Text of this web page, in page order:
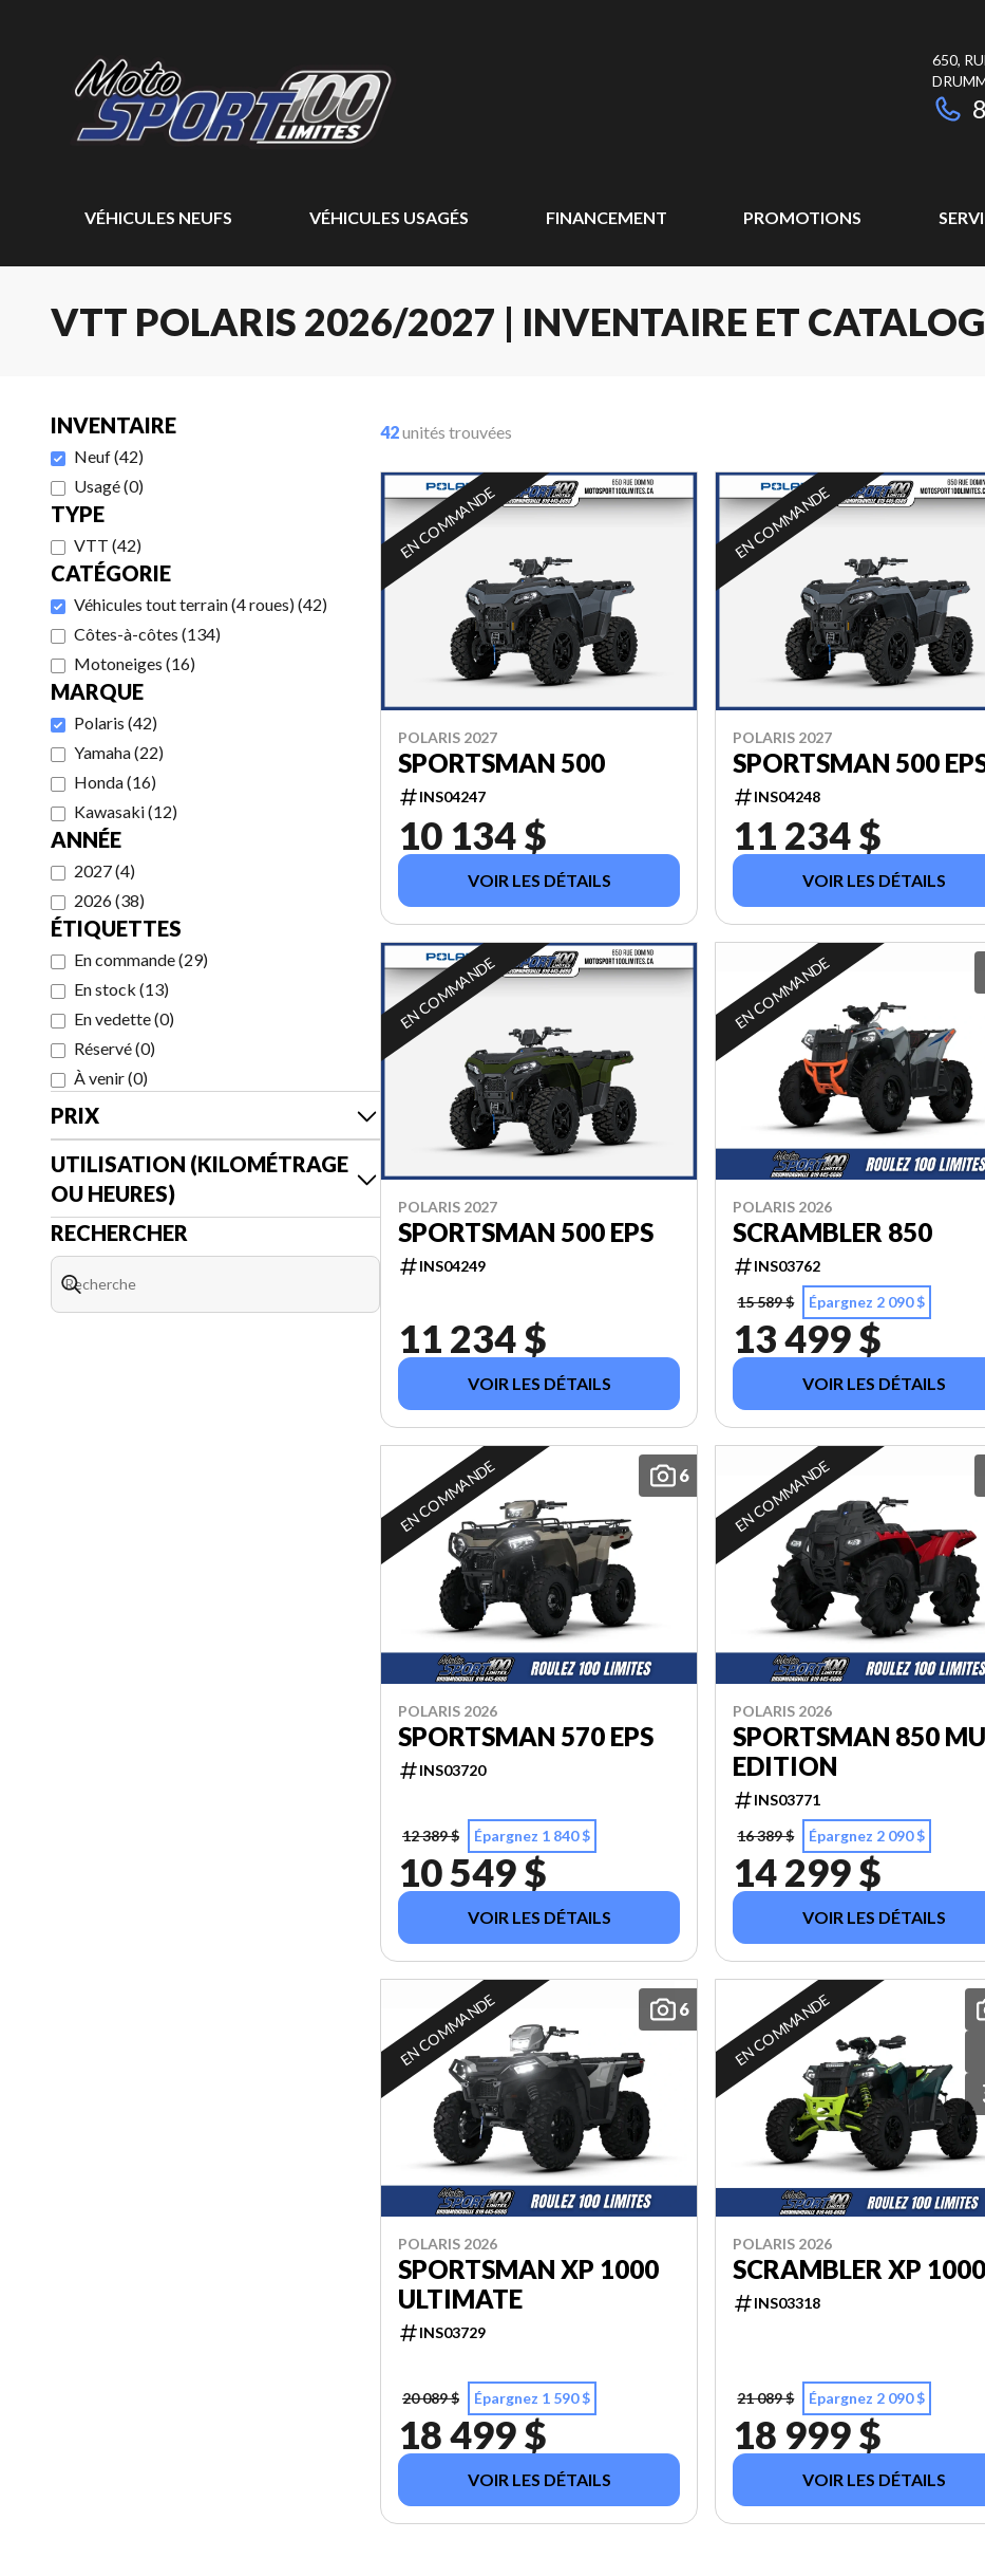
650,
VÉHICULES NEUFS VÉHICULES USAGÉS FINANCEMENT PROMOTIONS
VTT POLARIS 2026/2027 | INVENTAIRE ET
INVENTAIRE
Neuf(42)
Usagé(0)
TYPE
VTT (42)
CATÉGORIE
Véhicules tout terrain (4 roues)(42)
Côtes-à-côtes (134)
Motoneiges (16)
MARQUE
Polaris (42)
Yamaha(22)
Honda(16)
Kawasaki(12)
ANNÉE
2027(4)
2026(38)
ÉTIQUETTES
En commande(29)
En stock (13)
En vedette(0)
Réservé(0)
À venir(0)
PRIX
UTILISATION (KILOMÉTRAGE
OU HEURES)
RECHERCHER
42unités trouvées
EN COMMANDE
POLARIS 2027
SPORTSMAN 500
INS04247
10 134 $
VOIR LES DÉTAILS
EN COMMANDE
POLARIS 2027
SPORTSMAN 500
INS04248
11 234 $
VOIR LES DÉTAILS
EN COMMANDE
POLARIS 2027
SPORTSMAN 500 EPS
INS04249
11 234 $
VOIR LES DÉTAILS
EN COMMANDE
POLARIS 2026
SCRAMBLER 850
INS03762
15 589 $
Épargnez 2 090 $
13 499 $
VOIR LES DÉTAILS
6
EN COMMANDE
POLARIS 2026
SPORTSMAN 570 EPS
INS03720
12 389 $ Épargnez 1 840 $
10 549 $
VOIR LES DÉTAILS
EN COMMANDE
POLARIS 2026
SPORTSMAN 850
EDITION
INS03771
16 389 $
Épargnez 2 090 $
14 299 $
VOIR LES DÉTAILS
6
EN COMMANDE
POLARIS 2026
SPORTSMAN XP 1000
ULTIMATE
INS03729
20 089 $ Épargnez 1 590 $
18 499 $
VOIR LES DÉTAILS
EN COMMANDE
POLARIS 2026
SCRAMBLER XP
INS03318
21 089 $ Épargnez 2 090 $
18 999 $
VOIR LES DÉTAILS